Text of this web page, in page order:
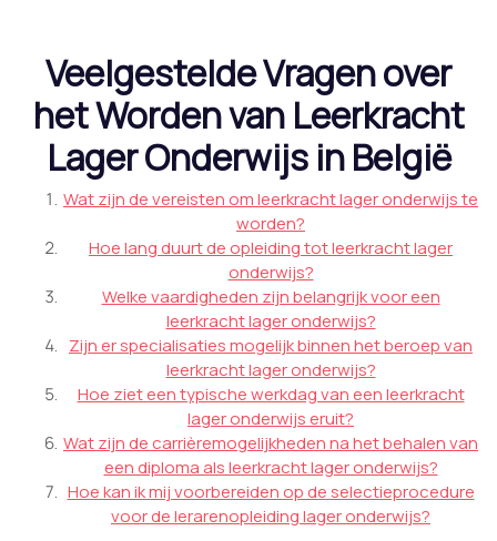
Veelgestelde Vragen over
het Worden van Leerkracht
Lager Onderwijs in België
Wat zijn de vereisten om leerkracht lager onderwijs te
worden?
Hoe lang duurt de opleiding tot leerkracht lager
onderwijs?
Welke vaardigheden zijn belangrijk voor een
leerkracht lager onderwijs?
Zijn er specialisaties mogelijk binnen het beroep van
leerkracht lager onderwijs?
Hoe ziet een typische werkdag van een leerkracht
lager onderwijs eruit?
Wat zijn de carrièremogelijkheden na het behalen van
een diploma als leerkracht lager onderwijs?
Hoe kan ik mij voorbereiden op de selectieprocedure
voor de lerarenopleiding lager onderwijs?